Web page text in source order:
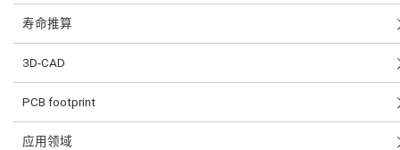
寿命推算
3D-CAD
PCB footprint
应用领域